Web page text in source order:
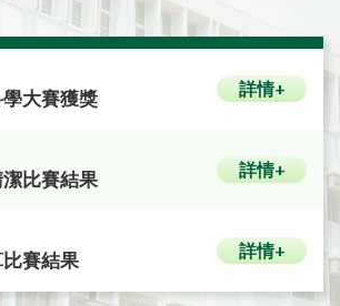
大賽獲獎 詳情+
比賽結果 詳情+
賽結果 詳情+